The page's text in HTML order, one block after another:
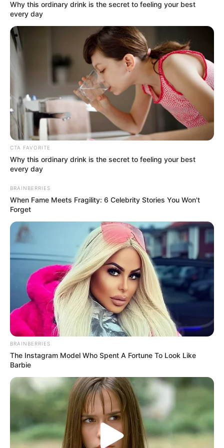
nyilvánosság elé, de politikai szerepvállalása
nélkülözhetetlen eleme férje pályafutásának.
„Hogy ha családos ember vagy, nem dönthetsz
egyedül, mert a társadnak, ha nem is áll a
rivaldafényben, éppoly nehéz, mint neked, de az is
lehet, hogy nehezebb. Azért fogadhattam el a ti
megtisztelő bizalmatokat, mert Tőle, a
feleségemtől megkaptam, megszereztem az
engedélyt. Ezért rögtön utánatok neki is köszönetet
mondok” – mondta a kormányfő tavaly egy, az
advent első vasárnapja alkalmából készült
Why this ordinary drink is the secret to feeling your best
every day
CTA FAVORITE
Why this ordinary drink is the secret to feeling your best
every day
BRAINBERRIES
When Fame Meets Fragility: 6 Celebrity Stories You Won't
Forget
BRAINBERRIES
The Instagram Model Who Spent A Fortune To Look Like
Barbie